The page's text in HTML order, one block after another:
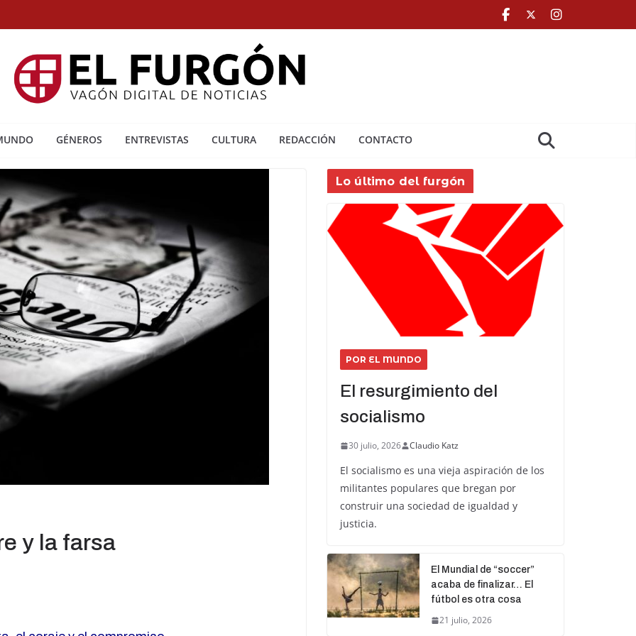
GÉNEROS ENTREVISTAS CULTURA REDACCIÓN CONTACTO
y la farsa
Lo último del furgón
POR EL MUNDO
El resurgimiento del
socialismo
30 julio, 2026 Claudio Katz
El socialismo es una vieja aspiración de los
militantes populares que bregan por
construir una sociedad de igualdad y
justicia.
El Mundial de “soccer”
acaba de finalizar… El
fútbol es otra cosa
21 julio, 2026